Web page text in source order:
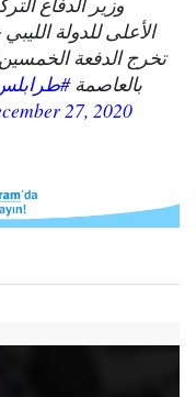
الأعلى للدولة
تخرج الدفعة
بالعاصمة
27, 2020